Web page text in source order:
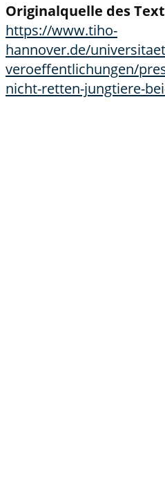
Originalquelle des
https://www.tiho-
hannover.de/
veroeffentlichungen/
nicht-retten-jungtiere-